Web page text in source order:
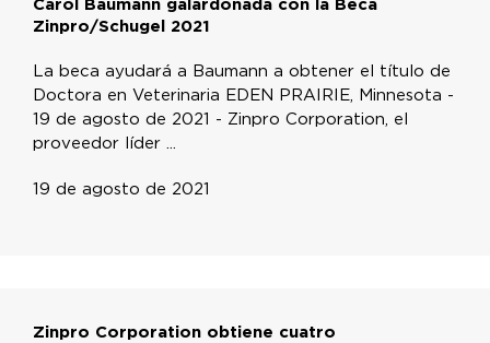
Carol Baumann galardonada con la Beca
Zinpro/Schugel 2021
La beca ayudará a Baumann a obtener el título de
Doctora en Veterinaria EDEN PRAIRIE, Minnesota -
19 de agosto de 2021 - Zinpro Corporation, el
proveedor líder ...
19 de agosto de 2021
Zinpro Corporation obtiene cuatro